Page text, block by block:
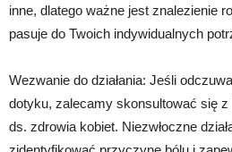
inne, dlatego ważne jest znalezienie
pasuje do Twoich indywidualnych
Wezwanie do działania: Jeśli
dotyku, zalecamy skonsultować się
ds. zdrowia kobiet. Niezwłoczne